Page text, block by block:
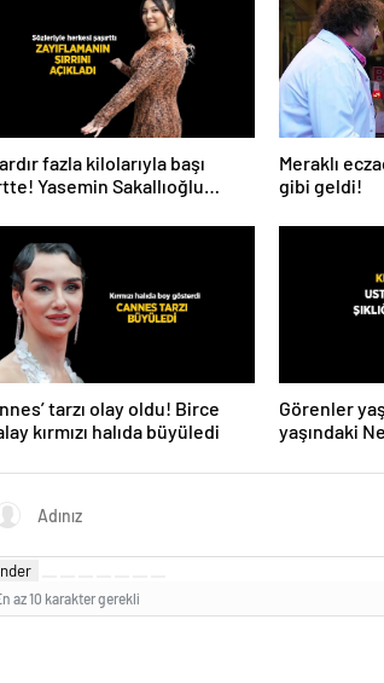
fazla kilolarıyla başı
Yasemin Sakallıoğlu
Meraklı
gibi geldi!
tarzı olay oldu! Birce
kırmızı halıda büyüledi
Görenler
yaşındaki
az 10 karakter gerekli